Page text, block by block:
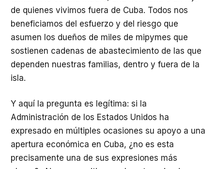
de quienes vivimos fuera de Cuba. Todos nos
beneficiamos del esfuerzo y del riesgo que
asumen los dueños de miles de mipymes que
sostienen cadenas de abastecimiento de las que
dependen nuestras familias, dentro y fuera de la
isla.
Y aquí la pregunta es legítima: si la
Administración de los Estados Unidos ha
expresado en múltiples ocasiones su apoyo a una
apertura económica en Cuba, ¿no es esta
precisamente una de sus expresiones más